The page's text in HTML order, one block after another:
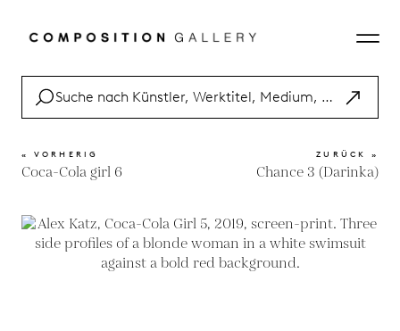
« VORHERIG
Coca-Cola girl 6
ZURÜCK »
Chance 3 (Darinka)